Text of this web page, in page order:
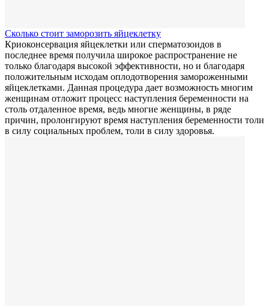
Сколько стоит заморозить яйцеклетку
Криоконсервация яйцеклетки или сперматозоидов в
последнее время получила широкое распространение не
только благодаря высокой эффективности, но и благодаря
положительным исходам оплодотворения замороженными
яйцеклетками. Данная процедура дает возможность многим
женщинам отложит процесс наступления беременности на
столь отдаленное время, ведь многие женщины, в ряде
причин, пролонгируют время наступления беременности толи
в силу социальных проблем, толи в силу здоровья.